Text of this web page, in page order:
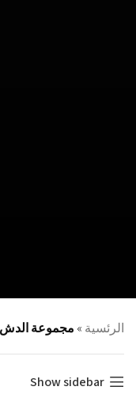
الرئسية » مجموعة الدش
Show sidebar